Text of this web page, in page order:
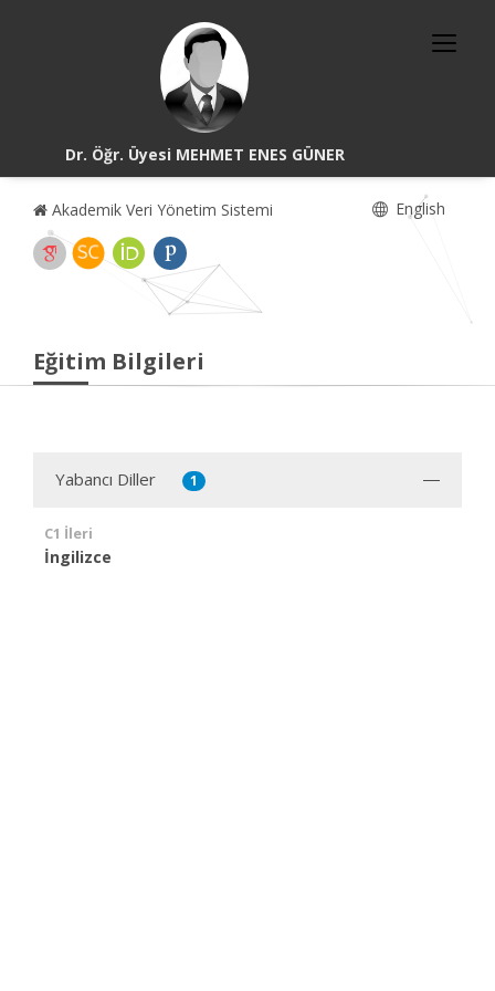
Dr. Öğr. Üyesi MEHMET ENES GÜNER
Akademik Veri Yönetim Sistemi English
Eğitim Bilgileri
Yabancı Diller 1
C1 İleri
İngilizce